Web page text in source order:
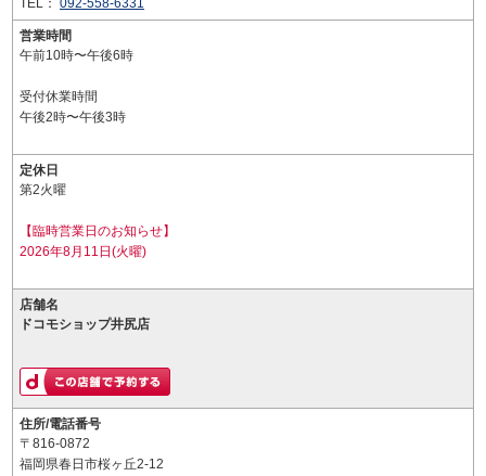
TEL： 092-558-6331
営業時間
午前10時〜午後6時
受付休業時間
午後2時〜午後3時
定休日
第2火曜
【臨時営業日のお知らせ】
2026年8月11日(火曜)
店舗名
ドコモショップ井尻店
住所/電話番号
〒816-0872
福岡県春日市桜ヶ丘2-12